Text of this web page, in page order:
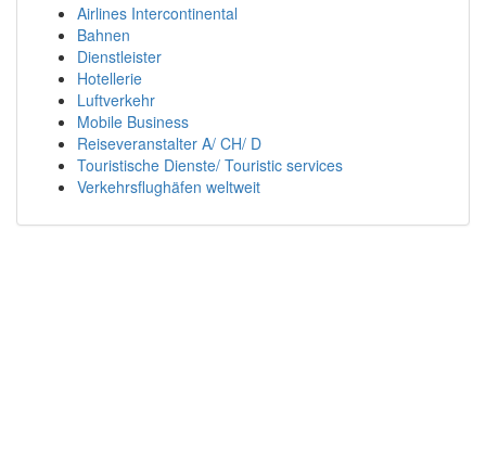
Airlines Intercontinental
Bahnen
Dienstleister
Hotellerie
Luftverkehr
Mobile Business
Reiseveranstalter A/ CH/ D
Touristische Dienste/ Touristic services
Verkehrsflughäfen weltweit